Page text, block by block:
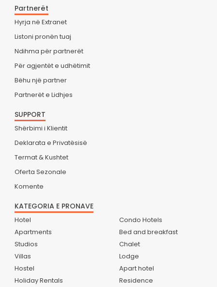
Partnerët
Hyrja në Extranet
Listoni pronën tuaj
Ndihma për partnerët
Për agjentët e udhëtimit
Bëhu një partner
Partnerët e Lidhjes
SUPPORT
Shërbimi i Klientit
Deklarata e Privatësisë
Termat & Kushtet
Oferta Sezonale
Komente
KATEGORIA E PRONAVE
Hotel
Apartments
Studios
Villas
Hostel
Holiday Rentals
Condo Hotels
Bed and breakfast
Chalet
Lodge
Apart hotel
Residence